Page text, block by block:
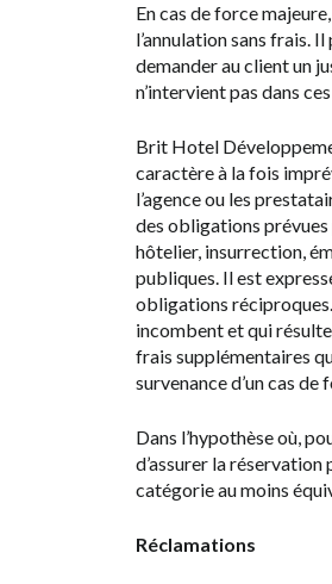
En cas de force
l’annulation sans frais.
demander au client un
n’intervient pas dans
Brit Hotel
caractère à la fois
l’agence ou les
des obligations
hôtelier, insurrection,
publiques. Il est
obligations
incombent et qui
frais supplémentaires
survenance d’un cas de
Dans l’hypothèse où,
d’assurer la
catégorie au moins
Réclamations